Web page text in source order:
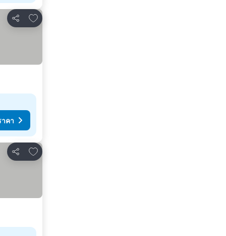
แชร์
เพิ่มในรายการโปรด
คา
แชร์
เพิ่มในรายการโปรด